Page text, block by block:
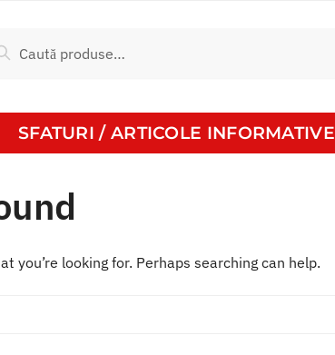
Caută
SFATURI / ARTICOLE INFORMATIVE
you’re looking for. Perhaps searching can help.